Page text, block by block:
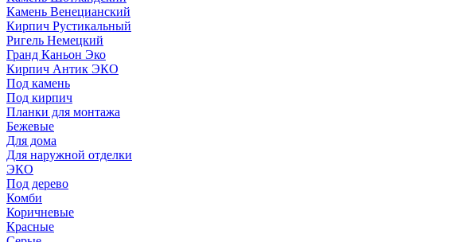
Камень Венецианский
Кирпич Рустикальный
Ригель Немецкий
Гранд Каньон Эко
Кирпич Антик ЭКО
Под камень
Под кирпич
Планки для монтажа
Бежевые
Для дома
Для наружной отделки
ЭКO
Под дерево
Комби
Коричневые
Красные